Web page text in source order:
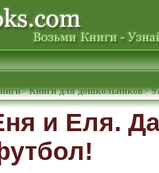
>Книги для дошкольников>
и Еля.